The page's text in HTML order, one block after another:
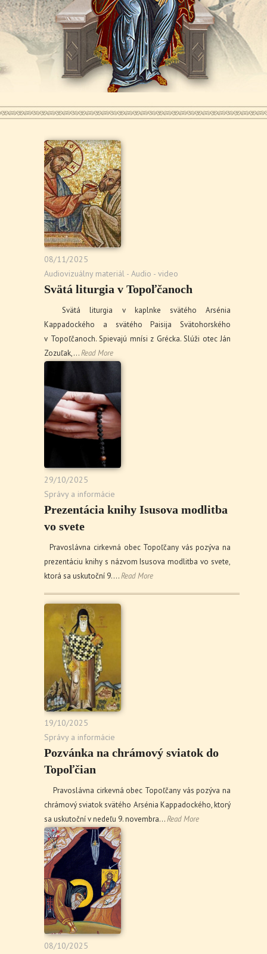
08/11/2025
Audiovizuálny materiál - Audio - video
Svätá liturgia v Topoľčanoch
Svätá liturgia v kaplnke svätého Arsénia
Kappadockého a svätého Paisija Svätohorského
v Topoľčanoch. Spievajú mnísi z Grécka. Slúži otec Ján
Zozuľak,…Read More
29/10/2025
Správy a informácie
Prezentácia knihy Isusova modlitba
vo svete
Pravoslávna cirkevná obec Topoľčany vás pozýva na
prezentáciu knihy s názvom Isusova modlitba vo svete,
ktorá sa uskutoční 9.…Read More
19/10/2025
Správy a informácie
Pozvánka na chrámový sviatok do
Topoľčian
Pravoslávna cirkevná obec Topoľčany vás pozýva na
chrámový sviatok svätého Arsénia Kappadockého, ktorý
sa uskutoční v nedeľu 9. novembra…Read More
08/10/2025